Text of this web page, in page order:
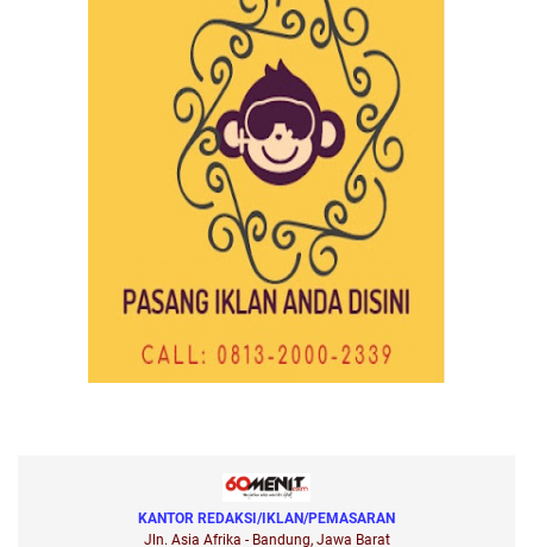
KANTOR REDAKSI/IKLAN/PEMASARAN
Jln. Asia Afrika - Bandung, Jawa Barat